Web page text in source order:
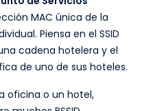
MAC única de la
Piensa en el SSID
cadena hotelera y el
de uno de sus hoteles.
oficina o un hotel,